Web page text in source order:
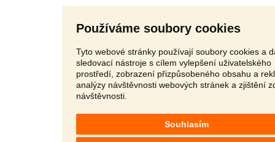
Používáme soubory cookies
Tyto webové stránky používají soubory cookies a
sledovací nástroje s cílem vylepšení uživatelského
prostředí, zobrazení přizpůsobeného obsahu a
analýzy návštěvnosti webových stránek a zjištění
návštěvnosti.
Souhlasím